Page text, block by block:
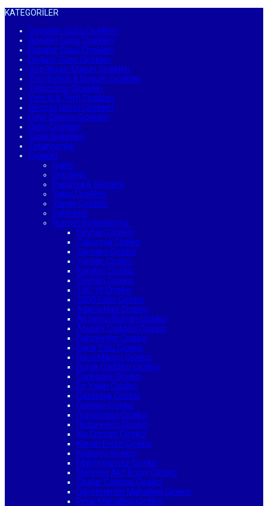
KATEGORİLER
Sevgililer Günü Çiçekleri
Anneler Günü Çiçekleri
Babalar Günü Çiçekleri
Doğum Günü Çiçekleri
Söz/Nişan/Düğün Çiçekleri
Yeni Bebek & Doğum Çiçekleri
Yıldönümü Çiçekleri
Yeni İş & Terfi Çiçekleri
Geçmiş Olsun Çiçekleri
Özür Dileme Çiçekleri
Gelin Çiçekleri
Çiçek Buketleri
Teraryumlar
Çiçekler
Güller
Orkideler
Papatya & Gerbera
Saksı Çiçekleri
Yapay Çiçekler
Çelenkler
Hizmet Bölgelerimiz
Seyhan Çiçekçi
Çukurova Çiçekçi
Sarıçam Çiçekçi
Yüreğir Çiçekçi
Karataş Çiçekçi
Ceyhan Çiçekçi
100. Yıl Çiçekçi
2000 Evler Çiçekçi
Adana Hızlı Çiçekçi
Ali Sepici Bulvarı Çiçekçi
Atatürk Caddesi Çiçekçi
Bahçeşehir Çiçekçi
Baraj Yolu Çiçekçi
Barış Manço Çiçekçi
Buruk Caddesi Çiçekçi
Çarkıpare Çiçekçi
En Yakın Çiçekçi
Gazipaşa Çiçekçi
Gültepe Çiçekçi
Gürselpaşa Çiçekçi
Huzurevleri Çiçekçi
İbo Osman Çiçekçi
Kenan Evren Çiçekçi
Kıyıboyu Çiçekçi
Mahfesığmaz Çiçekçi
Mehmet Akif Ersoy Çiçekçi
Obalar Caddesi Çiçekçi
Öğretmenler Mahallesi Çiçekçi
Pınar Mahallesi Çiçekçi